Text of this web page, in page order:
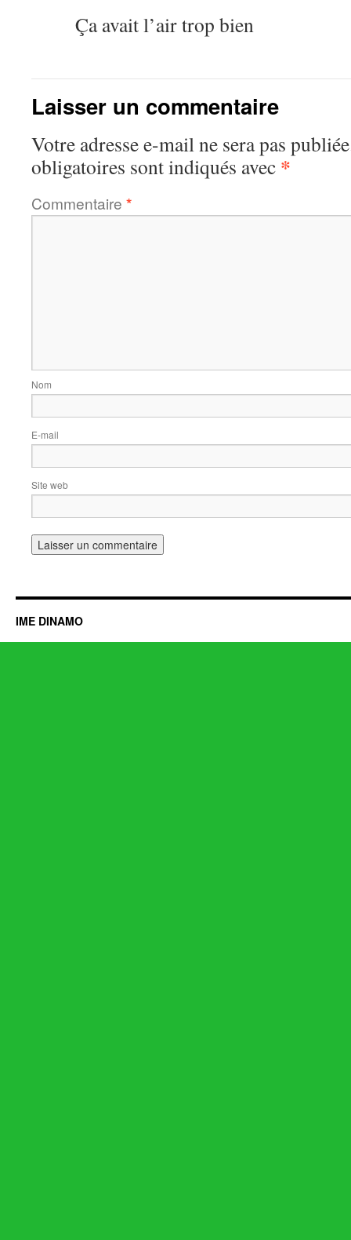
Ça avait l’air trop bien
Laisser un commentaire
Votre adresse e-mail ne sera pas
obligatoires sont indiqués avec *
Commentaire *
Nom
E-mail
Site web
IME DINAMO